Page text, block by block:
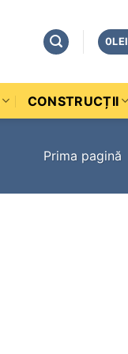
0LEI
CONSTRUCȚII
Prima pagină